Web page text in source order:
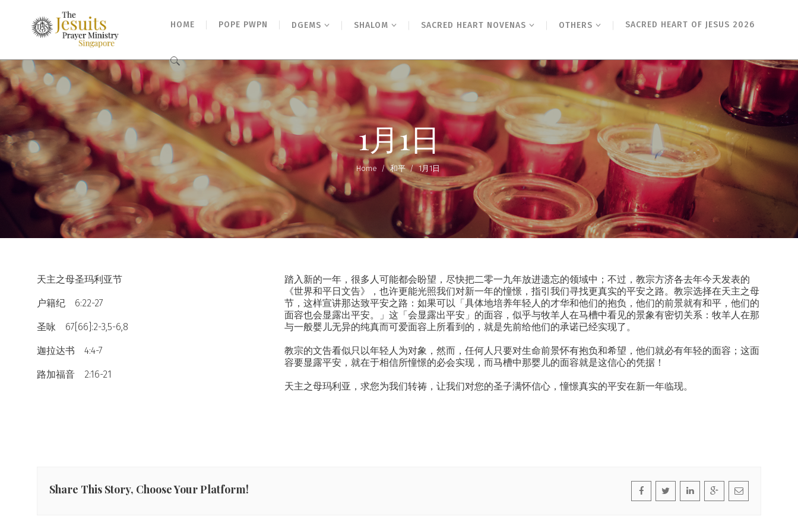
HOME POPE PWPN DGEMS SHALOM SACRED HEART NOVENAS OTHERS SACRED HEART OF JESUS 2026
Search
for:
1月1日
Home /和平 /1月1日
天主之母圣玛利亚节
户籍纪 6:22-27
圣咏 67[66]:2-3,5-6,8
迦拉达书 4:4-7
路加福音 2:16-21
踏入新的一年，很多人可能都会盼望，尽快把二零一九年放进遗忘的领域中；不过，教宗方济各去年今天发表的
《世界和平日文告》，也许更能光照我们对新一年的憧憬，指引我们寻找更真实的平安之路。教宗选择在天主之母
节，这样宣讲那达致平安之路：如果可以「具体地培养年轻人的才华和他们的抱负，他们的前景就有和平，他们的
面容也会显露出平安。」这「会显露出平安」的面容，似乎与牧羊人在马槽中看见的景象有密切关系：牧羊人在那
与一般婴儿无异的纯真而可爱面容上所看到的，就是先前给他们的承诺已经实现了。
教宗的文告看似只以年轻人为对象，然而，任何人只要对生命前景怀有抱负和希望，他们就必有年轻的面容；这面
容要显露平安，就在于相信所憧憬的必会实现，而马槽中那婴儿的面容就是这信心的凭据！
天主之母玛利亚，求您为我们转祷，让我们对您的圣子满怀信心，憧憬真实的平安在新一年临现。
Share This Story, Choose Your Platform!